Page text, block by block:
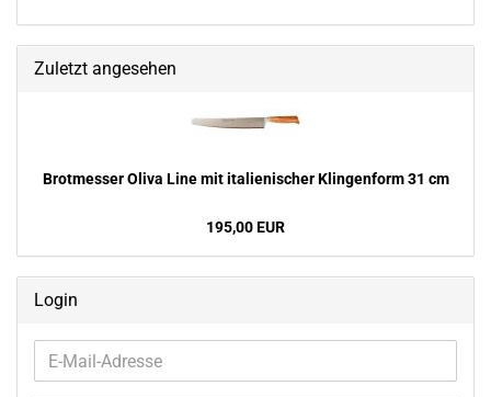
Zuletzt angesehen
Brot­mes­ser Oliva Line mit ita­lie­ni­scher Klin­gen­form 31 cm
195,00 EUR
Login
E-
Mail-